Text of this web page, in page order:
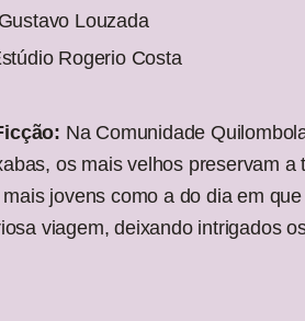
Gustavo Louzada
Rogerio Costa
Na Comunidade
os mais velhos preservam a
jovens como a do dia em
viagem, deixando intrigados